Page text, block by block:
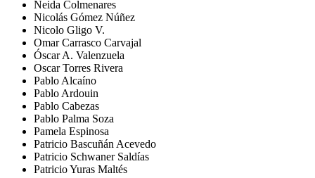
Neida Colmenares
Nicolás Gómez Núñez
Nicolo Gligo V.
Omar Carrasco Carvajal
Óscar A. Valenzuela
Oscar Torres Rivera
Pablo Alcaíno
Pablo Ardouin
Pablo Cabezas
Pablo Palma Soza
Pamela Espinosa
Patricio Bascuñán Acevedo
Patricio Schwaner Saldías
Patricio Yuras Maltés